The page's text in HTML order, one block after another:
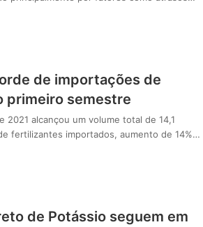
de importações de
primeiro semestre
2021 alcançou um volume total de 14,1
fertilizantes importados, aumento de 14%…
de Potássio seguem em